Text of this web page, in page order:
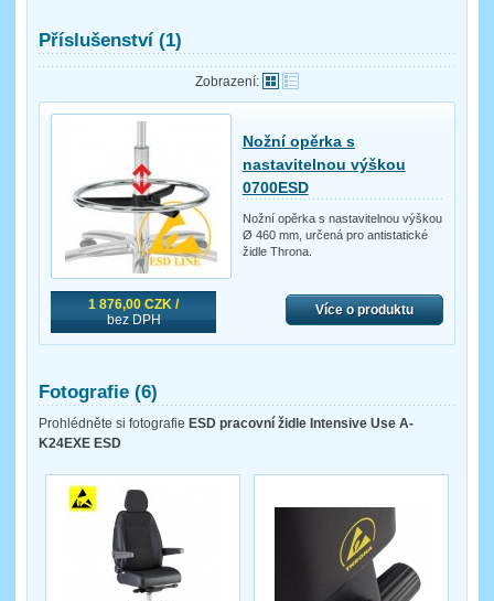
Příslušenství (1)
Zobrazení:
1 876,00 CZK /
bez DPH
Nožní opěrka s
nastavitelnou výškou
0700ESD
Nožní opěrka s nastavitelnou výškou
Ø 460 mm, určená pro antistatické
židle Throna.
Více o produktu
Fotografie (6)
Prohlédněte si fotografie ESD pracovní židle Intensive Use A-
K24EXE ESD